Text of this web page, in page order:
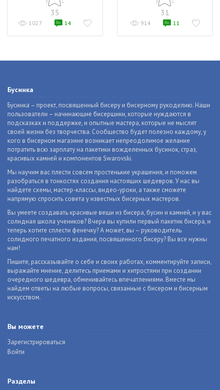
35
1027 14
31
914 11
Бусинка
Бусинка – проект, посвященный бисеру и бисерному рукоделию. Наши
пользователи – начинающие бисерщики, которые нуждаются в
подсказках и поддержке, и опытные мастера, которые не мыслят
своей жизни без творчества. Сообщество будет полезно каждому, у
кого в бисерном магазине возникает непреодолимое желание
потратить всю зарплату на пакетики вожделенных бусинок, страз,
красивых камней и компонентов Swarovski.
Мы научим вас плести совсем простенькие украшения, и поможем
разобраться в тонкостях создания настоящих шедевров. У нас вы
найдете схемы, мастер-классы, видео-уроки, а также сможете
напрямую спросить совета у известных бисерных мастеров.
Вы умеете создавать красивые вещи из бисера, бусин и камней, и у вас
солидная школа учеников? Вчера вы купили первый пакетик бисера, и
теперь хотите сплести фенечку? А может, вы – руководитель
солидного печатного издания, посвященного бисеру? Вы все нужны
нам!
Пишите, рассказывайте о себе и своих работах, комментируйте записи,
выражайте мнение, делитесь приемами и хитростями при создании
очередного шедевра, обменивайтесь впечатлениями. Вместе мы
найдем ответы на любые вопросы, связанные с бисером и бисерным
искусством.
Вы можете
Зарегистрироваться
Войти
Разделы